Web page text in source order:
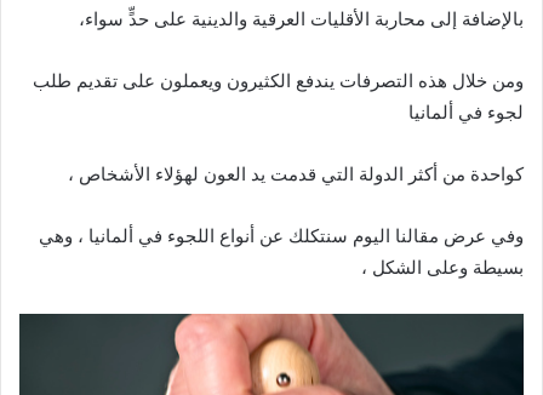
بالإضافة إلى محاربة الأقليات العرقية والدينية على حدٍّ سواء،
ومن خلال هذه التصرفات يندفع الكثيرون ويعملون على تقديم طلب
لجوء في ألمانيا
كواحدة من أكثر الدولة التي قدمت يد العون لهؤلاء الأشخاص ،
وفي عرض مقالنا اليوم سنتكلك عن أنواع اللجوء في ألمانيا ، وهي
بسيطة وعلى الشكل ،